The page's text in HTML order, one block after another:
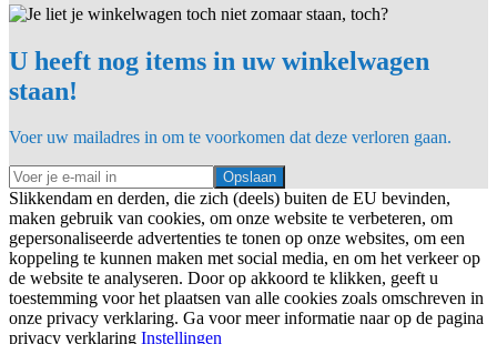
U heeft nog items in uw winkelwagen
staan!
Voer uw mailadres in om te voorkomen dat deze verloren gaan.
Opslaan
Slikkendam en derden, die zich (deels) buiten de EU bevinden,
maken gebruik van cookies, om onze website te verbeteren, om
gepersonaliseerde advertenties te tonen op onze websites, om een
koppeling te kunnen maken met social media, en om het verkeer op
de website te analyseren. Door op akkoord te klikken, geeft u
toestemming voor het plaatsen van alle cookies zoals omschreven in
onze privacy verklaring. Ga voor meer informatie naar op de pagina
privacy verklaring Instellingen